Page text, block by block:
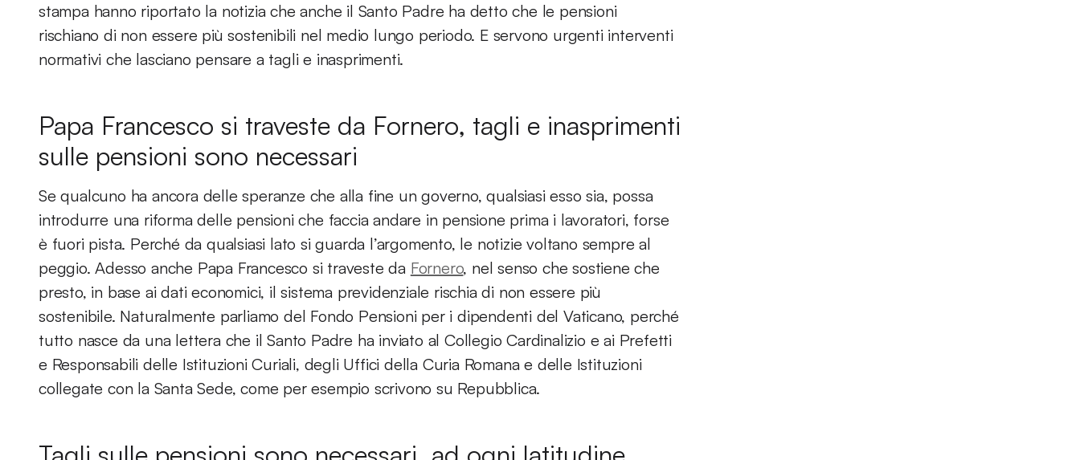
stampa hanno riportato la notizia che anche il Santo Padre ha detto che le pensioni
rischiano di non essere più sostenibili nel medio lungo periodo. E servono urgenti interventi
normativi che lasciano pensare a tagli e inasprimenti.
Papa Francesco si traveste da Fornero, tagli e inasprimenti
sulle pensioni sono necessari
Se qualcuno ha ancora delle speranze che alla fine un governo, qualsiasi esso sia, possa
introdurre una riforma delle pensioni che faccia andare in pensione prima i lavoratori, forse
è fuori pista. Perché da qualsiasi lato si guarda l’argomento, le notizie voltano sempre al
peggio. Adesso anche Papa Francesco si traveste da Fornero, nel senso che sostiene che
presto, in base ai dati economici, il sistema previdenziale rischia di non essere più
sostenibile. Naturalmente parliamo del Fondo Pensioni per i dipendenti del Vaticano, perché
tutto nasce da una lettera che il Santo Padre ha inviato al Collegio Cardinalizio e ai Prefetti
e Responsabili delle Istituzioni Curiali, degli Uffici della Curia Romana e delle Istituzioni
collegate con la Santa Sede, come per esempio scrivono su Repubblica.